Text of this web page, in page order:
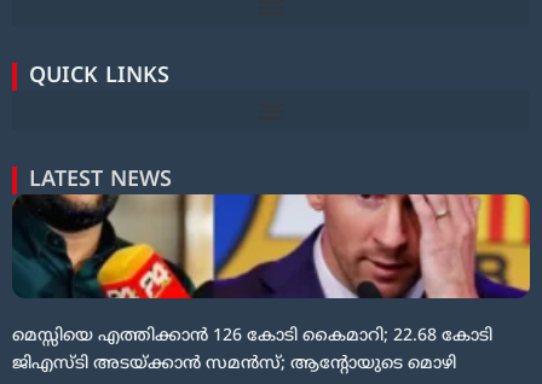
QUICK LINKS
LATEST NEWS
മെസ്സിയെ എത്തിക്കാൻ 126 കോടി കൈമാറി; 22.68 കോടി
ജിഎസ്ടി അടയ്ക്കാൻ സമൻസ്; ആന്റോയുടെ മൊഴി